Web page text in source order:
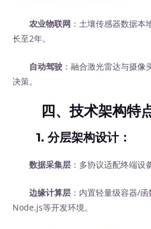
农业物联网 ：土壤传感器数据
长至2年。
自动驾驶 ：融合激光雷达与摄
决策。
四、技术架构特
1.分层架构设计：
数据采集层 ：多协议适配终端设
边缘计算层 ：内置轻量级容器/
Node.js等开发环境。